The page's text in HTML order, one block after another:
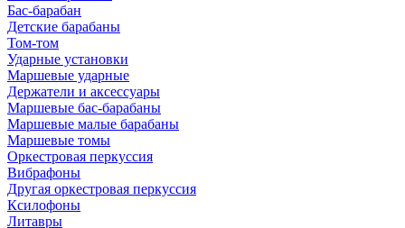
Бас-барабан
Детские барабаны
Том-том
Ударные установки
Маршевые ударные
Держатели и аксессуары
Маршевые бас-барабаны
Маршевые малые барабаны
Маршевые томы
Оркестровая перкуссия
Вибрафоны
Другая оркестровая перкуссия
Ксилофоны
Литавры